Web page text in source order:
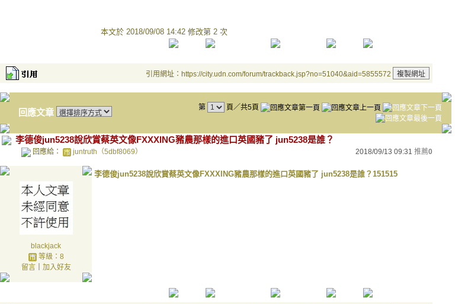
本文於 2018/09/08 14:42 修改第 2 次
引用網址：https://city.udn.com/forum/trackback.jsp?no=51040&aid=5855572
回應文章 第 頁／共5頁
李德俊jun5238說欣賞蔡英文像FXXXING豬農那樣的進口英國豬了 jun5238是誰？
回應給： juntruth（5dbf8069） 2018/09/13 09:31 推薦0
blackjack
等級：8
留言｜ 加入好友
李德俊jun5238說欣賞蔡英文像FXXXING豬農那樣的進口英國豬了 jun5238是誰？ 151515